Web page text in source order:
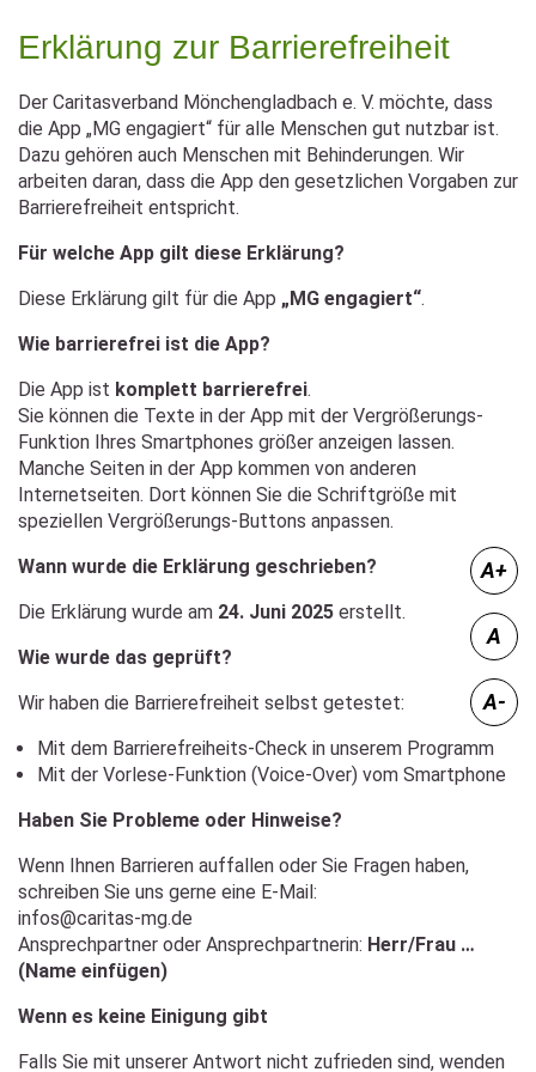
Inhalt
springen
Erklärung zur Barrierefreiheit
Der Caritasverband Mönchengladbach e. V. möchte, dass
die App „MG engagiert“ für alle Menschen gut nutzbar ist.
Dazu gehören auch Menschen mit Behinderungen. Wir
arbeiten daran, dass die App den gesetzlichen Vorgaben zur
Barrierefreiheit entspricht.
Für welche App gilt diese Erklärung?
Diese Erklärung gilt für die App „MG engagiert“.
Wie barrierefrei ist die App?
Die App ist komplett barrierefrei.
Sie können die Texte in der App mit der Vergrößerungs-
Funktion Ihres Smartphones größer anzeigen lassen.
Manche Seiten in der App kommen von anderen
Internetseiten. Dort können Sie die Schriftgröße mit
speziellen Vergrößerungs-Buttons anpassen.
Wann wurde die Erklärung geschrieben?
Die Erklärung wurde am 24. Juni 2025 erstellt.
Wie wurde das geprüft?
Wir haben die Barrierefreiheit selbst getestet:
Mit dem Barrierefreiheits-Check in unserem Programm
Mit der Vorlese-Funktion (Voice-Over) vom Smartphone
Haben Sie Probleme oder Hinweise?
Wenn Ihnen Barrieren auffallen oder Sie Fragen haben,
schreiben Sie uns gerne eine E-Mail:
infos@caritas-mg.de
Ansprechpartner oder Ansprechpartnerin: Herr/Frau …
(Name einfügen)
Wenn es keine Einigung gibt
Falls Sie mit unserer Antwort nicht zufrieden sind, wenden
A+
A
A-